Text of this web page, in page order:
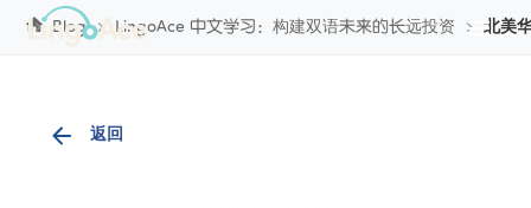
Blog LingoAce 中文学习：构建双语未来的长远投资 北美
返回
Cookie管理